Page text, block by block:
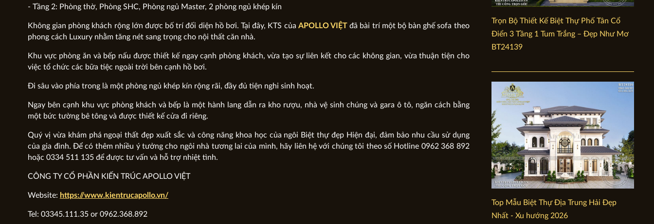
- Tầng 2: Phòng thờ, Phòng SHC, Phòng ngủ Master, 2 phòng ngủ khép kín
Không gian phòng khách rộng lớn được bố trí đối diện hồ bơi. Tại đây, KTS của APOLLO VIỆTđã bài trí một bộ bàn ghế sofa theo
phong cách Luxury nhằm tăng nét sang trọng cho nội thất căn nhà.
Khu vực phòng ăn và bếp nấu được thiết kế ngay cạnh phòng khách, vừa tạo sự liên kết cho các không gian, vừa thuận tiện cho
việc tổ chức các bữa tiệc ngoài trời bên cạnh hồ bơi.
Đi sâu vào phía trong là một phòng ngủ khép kín rộng rãi, đầy đủ tiện nghi sinh hoạt.
Ngay bên cạnh khu vực phòng khách và bếp là một hành lang dẫn ra kho rượu, nhà vệ sinh chúng và gara ô tô, ngăn cách bằng
một bức tường bê tông và được thiết kế cửa đi riêng.
Quý vị vừa khám phá ngoại thất đẹp xuất sắc và công năng khoa học của ngôi Biệt thự đẹp Hiện đại, đảm bảo nhu cầu sử dụng
của gia đình. Để có thêm nhiều ý tưởng cho ngôi nhà tương lai của mình, hãy liên hệ với chúng tôi theo số Hotline 0962 368 892
hoặc 0334 511 135 để được tư vấn và hỗ trợ nhiệt tình.
CÔNG TY CỔ PHẦN KIẾN TRÚC APOLLO VIỆT
Website: https://www.kientrucapollo.vn/
Tel: 03345.111.35 or 0962.368.892
Trọn Bộ Thiết Kế Biệt Thự Phố Tân Cổ
Điển 3 Tầng 1 Tum Trắng – Đẹp Như Mơ
BT24139
Top Mẫu Biệt Thự Địa Trung Hải Đẹp
Nhất - Xu hướng 2026